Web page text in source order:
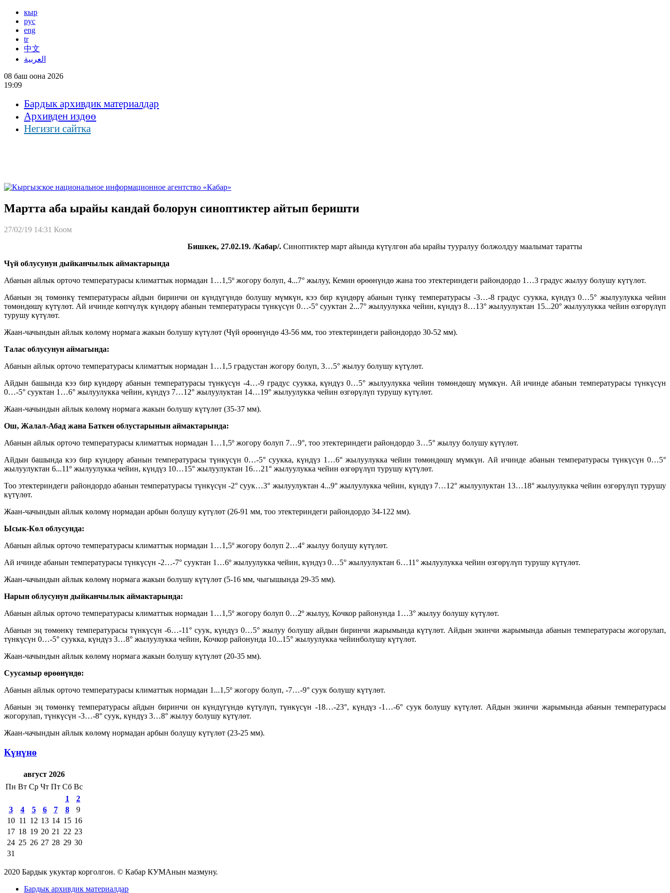
кыр
рус
eng
tr
中文
العربية
08 баш оона 2026
19:09
Бардык архивдик материалдар
Архивден издөө
Негизги сайтка
Мартта аба ырайы кандай болорун синоптиктер айтып беришти
27/02/19 14:31 Коом
Бишкек, 27.02.19. /Кабар/. Синоптиктер март айында күтүлгөн аба ырайы тууралуу болжолдуу маалымат таратты
Чүй облусунун дыйканчылык аймактарында
Абанын айлык орточо температурасы климаттык нормадан 1…1,5º жогору болуп, 4...7° жылуу, Кемин өрөөнүндө жана тоо этектериндеги райондордо 1…3 градус жылуу болушу күтүлөт.
Абанын эң төмөнкү температурасы айдын биринчи он күндүгүндө болушу мүмкүн, кээ бир күндөрү абанын түнкү температурасы -3…-8 градус суукка, күндүз 0…5° жылуулукка чейин
төмөндөшү күтүлөт. Ай ичинде көпчүлүк күндөрү абанын температурасы түнкүсүн 0…-5° сууктан 2...7° жылуулукка чейин, күндүз 8…13° жылуулуктан 15...20° жылуулукка чейин өзгөрүлүп
турушу күтүлөт.
Жаан-чачындын айлык көлөмү нормага жакын болушу күтүлөт (Чүй өрөөнүндө 43-56 мм, тоо этектериндеги райондордо 30-52 мм).
Талас облусунун аймагында:
Абанын айлык орточо температурасы климаттык нормадан 1…1,5 градустан жогору болуп, 3…5° жылуу болушу күтүлөт.
Айдын башында кээ бир күндөрү абанын температурасы түнкүсүн -4…-9 градус суукка, күндүз 0…5° жылуулукка чейин төмөндөшү мүмкүн. Ай ичинде абанын температурасы түнкүсүн
0…-5° сууктан 1…6° жылуулукка чейин, күндүз 7…12° жылуулуктан 14…19° жылуулукка чейин өзгөрүлүп турушу күтүлөт.
Жаан-чачындын айлык көлөмү нормага жакын болушу күтүлөт (35-37 мм).
Ош, Жалал-Абад жана Баткен облустарынын аймактарында:
Абанын айлык орточо температурасы климаттык нормадан 1…1,5º жогору болуп 7…9°, тоо этектериндеги райондордо 3…5° жылуу болушу күтүлөт.
Айдын башында кээ бир күндөрү абанын температурасы түнкүсүн 0…-5° суукка, күндүз 1…6° жылуулукка чейин төмөндөшү мүмкүн. Ай ичинде абанын температурасы түнкүсүн 0…5°
жылуулуктан 6...11º жылуулукка чейин, күндүз 10…15° жылуулуктан 16…21° жылуулукка чейин өзгөрүлүп турушу күтүлөт.
Тоо этектериндеги райондордо абанын температурасы түнкүсүн -2° суук…3° жылуулуктан 4...9° жылуулукка чейин, күндүз 7…12° жылуулуктан 13…18° жылуулукка чейин өзгөрүлүп турушу
күтүлөт.
Жаан-чачындын айлык көлөмү нормадан арбын болушу күтүлөт (26-91 мм, тоо этектериндеги райондордо 34-122 мм).
Ысык-Көл облусунда:
Абанын айлык орточо температурасы климаттык нормадан 1…1,5º жогору болуп 2…4° жылуу болушу күтүлөт.
Ай ичинде абанын температурасы түнкүсүн -2…-7° сууктан 1…6º жылуулукка чейин, күндүз 0…5° жылуулуктан 6…11° жылуулукка чейин өзгөрүлүп турушу күтүлөт.
Жаан-чачындын айлык көлөмү нормага жакын болушу күтүлөт (5-16 мм, чыгышында 29-35 мм).
Нарын облусунун дыйканчылык аймактарында:
Абанын айлык орточо температурасы климаттык нормадан 1…1,5º жогору болуп 0…2º жылуу, Кочкор районунда 1…3° жылуу болушу күтүлөт.
Абанын эң төмөнкү температурасы түнкүсүн -6…-11° суук, күндүз 0…5° жылуу болушу айдын биринчи жарымында күтүлөт. Айдын экинчи жарымында абанын температурасы жогорулап,
түнкүсүн 0…-5° суукка, күндүз 3…8° жылуулукка чейин, Кочкор районунда 10...15° жылуулукка чейинболушу күтүлөт.
Жаан-чачындын айлык көлөмү нормага жакын болушу күтүлөт (20-35 мм).
Суусамыр өрөөнүндө:
Абанын айлык орточо температурасы климаттык нормадан 1...1,5º жогору болуп, -7…-9° суук болушу күтүлөт.
Абанын эң төмөнкү температурасы айдын биринчи он күндүгүндө күтүлүп, түнкүсүн -18…-23°, күндүз -1…-6° суук болушу күтүлөт. Айдын экинчи жарымында абанын температурасы
жогорулап, түнкүсүн -3…-8° суук, күндүз 3…8° жылуу болушу күтүлөт.
Жаан-чачындын айлык көлөмү нормадан арбын болушу күтүлөт (23-25 мм).
Күнүнө
август 2026
Пн Вт Ср Чт Пт Сб Вс
1
2
3
4 5 6 7 8
9
10 11 12 13 14 15 16
17 18 19 20 21 22 23
24 25 26 27 28 29 30
31
2020 Бардык укуктар корголгон. © Кабар КУМАнын мазмуну.
Бардык архивдик материалдар